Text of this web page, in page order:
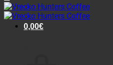
0,00€